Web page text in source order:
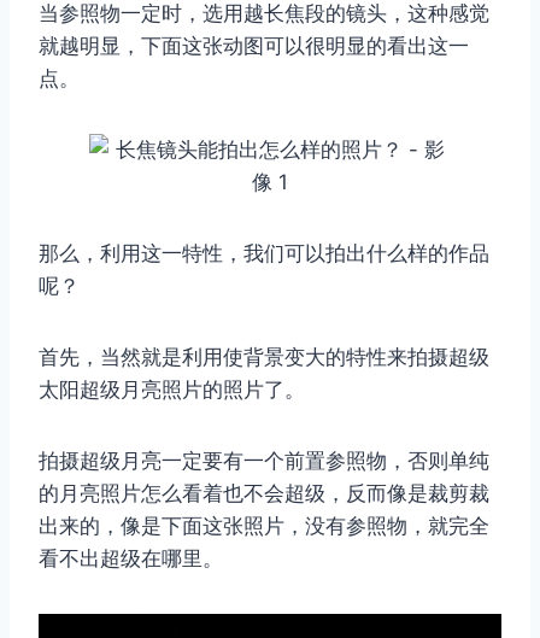
当参照物一定时，选用越长焦段的镜头，这种感觉
就越明显，下面这张动图可以很明显的看出这一
点。
那么，利用这一特性，我们可以拍出什么样的作品
呢？
首先，当然就是利用使背景变大的特性来拍摄超级
太阳超级月亮照片的照片了。
拍摄超级月亮一定要有一个前置参照物，否则单纯
的月亮照片怎么看着也不会超级，反而像是裁剪裁
出来的，像是下面这张照片，没有参照物，就完全
看不出超级在哪里。